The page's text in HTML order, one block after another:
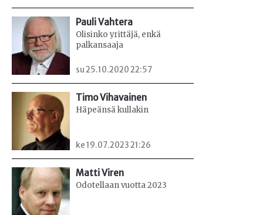
Pauli Vahtera
Olisinko yrittäjä, enkä
palkansaaja
su 25.10.2020 22:57
Timo Vihavainen
Häpeänsä kullakin
ke 19.07.2023 21:26
Matti Viren
Odotellaan vuotta 2023